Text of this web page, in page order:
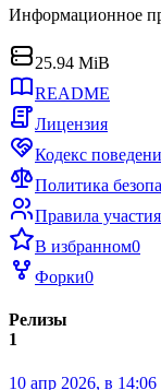
Информационное
25.94 MiB
README
Лицензия
Кодекс
Политика
Правила участия
В избранном0
Форки0
Релизы
1
10 апр 2026, в 14:06